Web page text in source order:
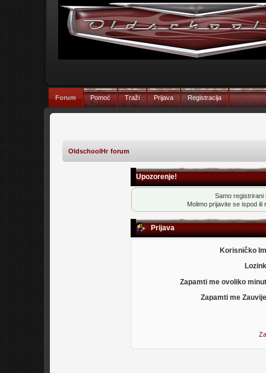
Forum Pomoć Traži Prijava Registracija
OldschoolHr forum
Upozorenje!
Samo registrirani
Molimo prijavite se ispod ili
Prijava
Korisničko
Zapamti me ovoliko
Zapamti me